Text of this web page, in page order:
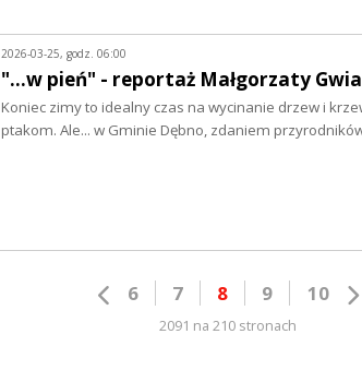
2026-03-25, godz. 06:00
"...w pień" - reportaż Małgorzaty
Koniec zimy to idealny czas na wycinanie drzew i
ptakom. Ale... w Gminie Dębno, zdaniem
6 7 8 9 10
2091 na 210 stronach